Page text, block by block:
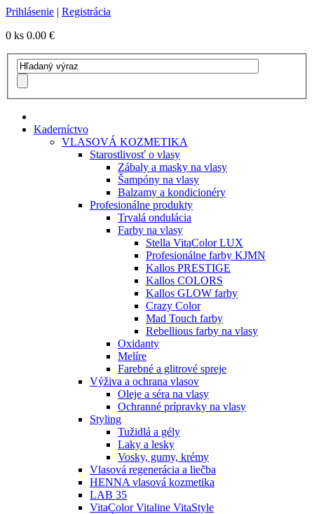
Prihlásenie | Registrácia
0 ks 0.00 €
Kaderníctvo
VLASOVÁ KOZMETIKA
Starostlivosť o vlasy
Zábaly a masky na vlasy
Šampóny na vlasy
Balzamy a kondicionéry
Profesionálne produkty
Trvalá ondulácia
Farby na vlasy
Stella VitaColor LUX
Profesionálne farby KJMN
Kallos PRESTIGE
Kallos COLORS
Kallos GLOW farby
Crazy Color
Mad Touch farby
Rebellious farby na vlasy
Oxidanty
Melíre
Farebné a glitrové spreje
Výživa a ochrana vlasov
Oleje a séra na vlasy
Ochranné prípravky na vlasy
Styling
Tužidlá a gély
Laky a lesky
Vosky, gumy, krémy
Vlasová regenerácia a liečba
HENNA vlasová kozmetika
LAB 35
VitaColor Vitaline VitaStyle